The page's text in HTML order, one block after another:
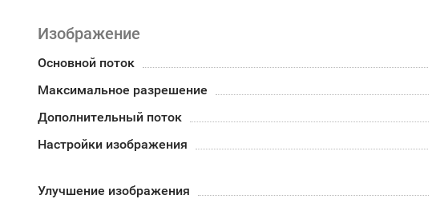
Изображение
Основной поток
Максимальное разрешение
Дополнительный поток
Настройки изображения
Улучшение изображения